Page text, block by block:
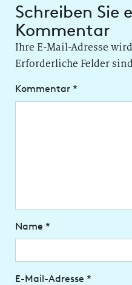
Schreiben Sie
Kommentar
Ihre E-Mail-Adresse
Erforderliche Felder
Kommentar *
Name *
E-Mail-Adresse *